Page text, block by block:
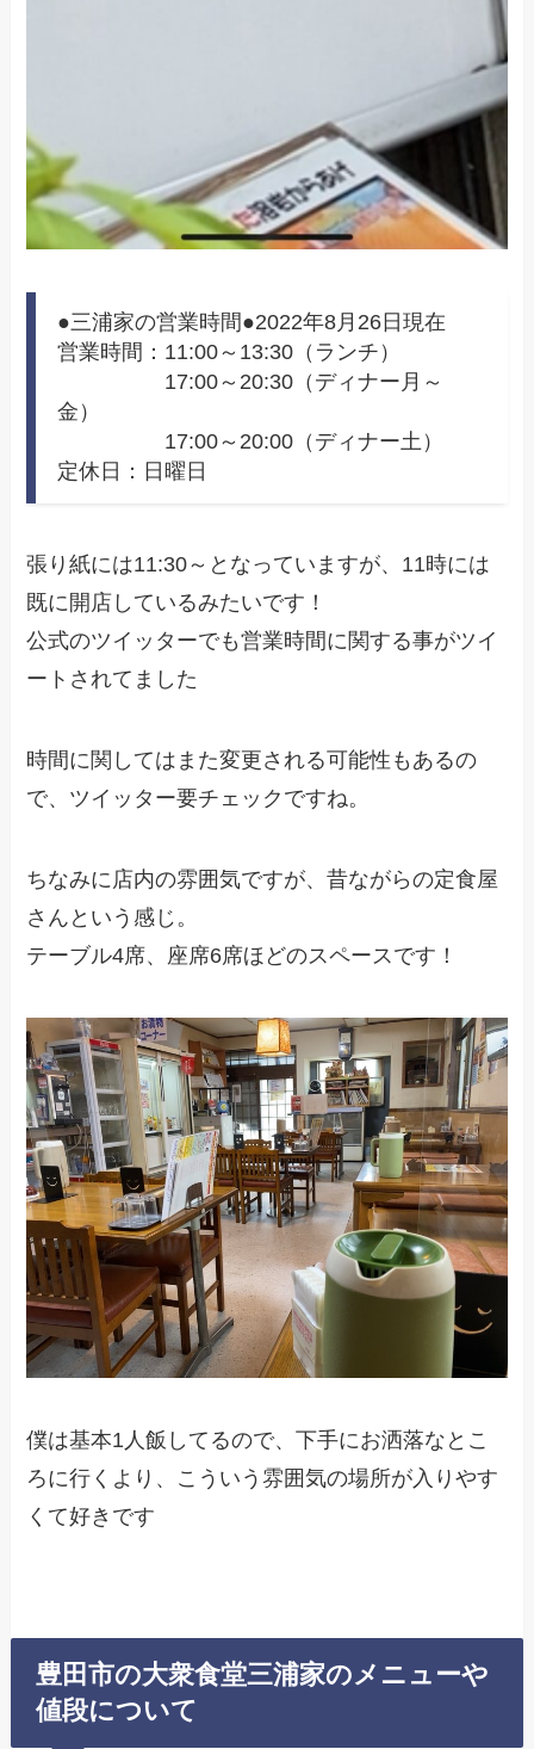
●三浦家の営業時間●2022年8月26日現在
営業時間：11:00～13:30（ランチ）
17:00～20:30（ディナー月～
金）
17:00～20:00（ディナー土）
定休日：日曜日
張り紙には11:30～となっていますが、11時には
既に開店しているみたいです！
公式のツイッターでも営業時間に関する事がツイ
ートされてました
時間に関してはまた変更される可能性もあるの
で、ツイッター要チェックですね。
ちなみに店内の雰囲気ですが、昔ながらの定食屋
さんという感じ。
テーブル4席、座席6席ほどのスペースです！
僕は基本1人飯してるので、下手にお洒落なとこ
ろに行くより、こういう雰囲気の場所が入りやす
くて好きです
豊田市の大衆食堂三浦家のメニューや
値段について